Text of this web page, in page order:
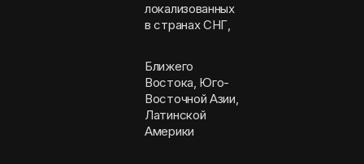
локализованных
в странах СНГ,
Ближего
Востока, Юго-
Восточной Азии,
Латинской
Америки